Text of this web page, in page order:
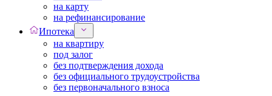
на карту
на рефинансирование
Ипотека
на квартиру
под залог
без подтверждения дохода
без официального трудоустройства
без первоначального взноса